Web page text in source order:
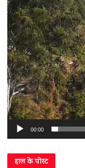
00:00
हाल के पोस्ट